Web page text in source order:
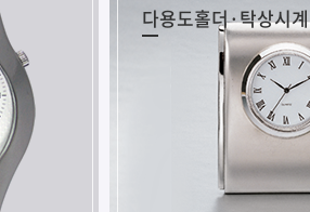
다용도홀더·탁상시계